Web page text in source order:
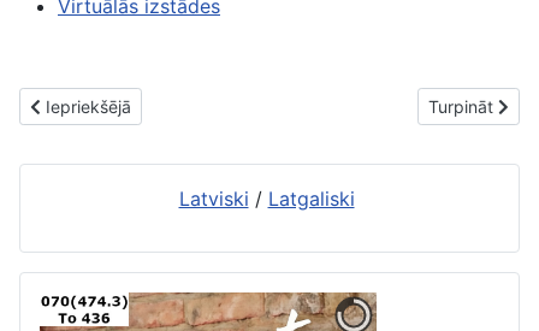
Virtuālās izstādes
Iepriekšējais raksts: Jaunās grāmatas. 16. aprīlis
Iepriekšējā Nākamais
Turpināt
Latviski / Latgaliski